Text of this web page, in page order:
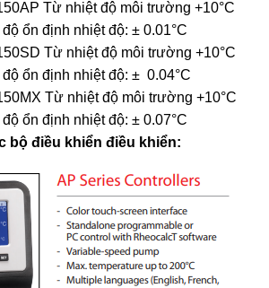
Từ nhiệt độ môi trường +10°C
ổn định nhiệt độ: ± 0.01°C
Từ nhiệt độ môi trường +10°C
ổn định nhiệt độ: ± 0.04°C
Từ nhiệt độ môi trường +10°C
ổn định nhiệt độ: ± 0.07°C
bộ điều khiển điều khiển: